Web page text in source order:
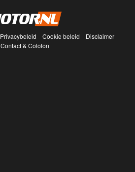
Privacybeleid Cookie beleid
Disclaimer
Contact & Colofon